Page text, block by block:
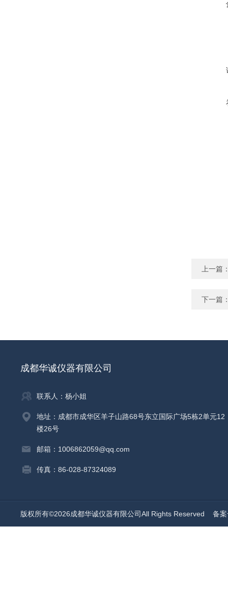
上一篇
下一篇
成都华诚仪器有限公司
联系人：杨小姐
地址：成都市成华区羊子山路68号东立国际广场5栋2单元12
楼26号
邮箱：1006862059@qq.com
传真：86-028-87324089
版权所有©2026成都华诚仪器有限公司All Rights Reserved 备